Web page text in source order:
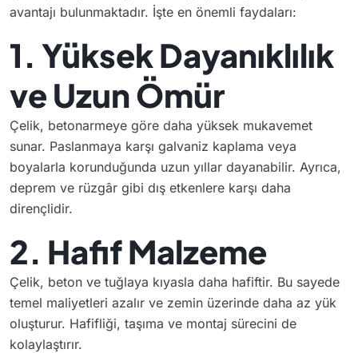
avantajı bulunmaktadır. İşte en önemli faydaları:
1. Yüksek Dayanıklılık
ve Uzun Ömür
Çelik, betonarmeye göre daha yüksek mukavemet
sunar. Paslanmaya karşı galvaniz kaplama veya
boyalarla korunduğunda uzun yıllar dayanabilir. Ayrıca,
deprem ve rüzgâr gibi dış etkenlere karşı daha
dirençlidir.
2. Hafif Malzeme
Çelik, beton ve tuğlaya kıyasla daha hafiftir. Bu sayede
temel maliyetleri azalır ve zemin üzerinde daha az yük
oluşturur. Hafifliği, taşıma ve montaj sürecini de
kolaylaştırır.